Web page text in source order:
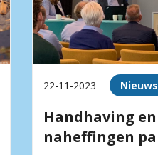
22-11-2023 Nieuws
Handhaving
naheffingen